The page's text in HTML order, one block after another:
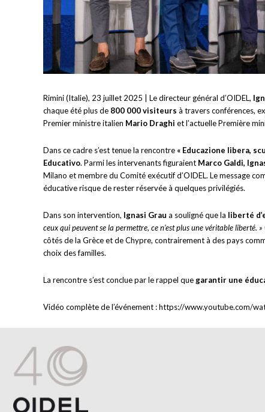
Rimini (Italie), 23 juillet 2025 | Le directeur général d’OIDEL,
chaque été plus de 800 000 visiteurs à travers conférences,
Premier ministre italien Mario Draghi et l’actuelle Première
Dans ce cadre s’est tenue la rencontre « Educazione libera,
Educativo. Parmi les intervenants figuraient Marco Galdi,
Milano et membre du Comité exécutif d’OIDEL. Le message
éducative risque de rester réservée à quelques privilégiés.
Dans son intervention, Ignasi Grau a souligné que la liberté
ceux qui peuvent se la permettre, ce n’est plus une véritable liberté. »
côtés de la Grèce et de Chypre, contrairement à des pays
choix des familles.
La rencontre s’est conclue par le rappel que garantir une
Vidéo complète de l’événement : https://www.youtube.com/